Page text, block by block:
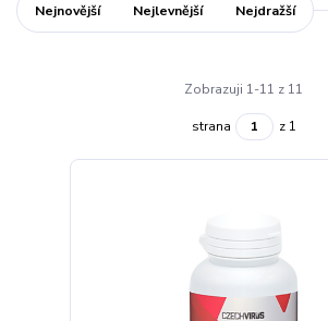
Nejnovější Nejlevnější Nejdražší
Zobrazuji 1-11 z 11
strana z 1